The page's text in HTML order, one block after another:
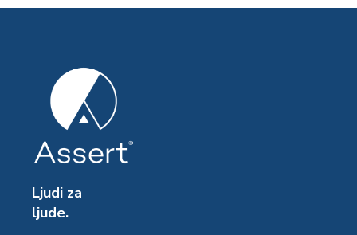
Ljudi za
ljude.